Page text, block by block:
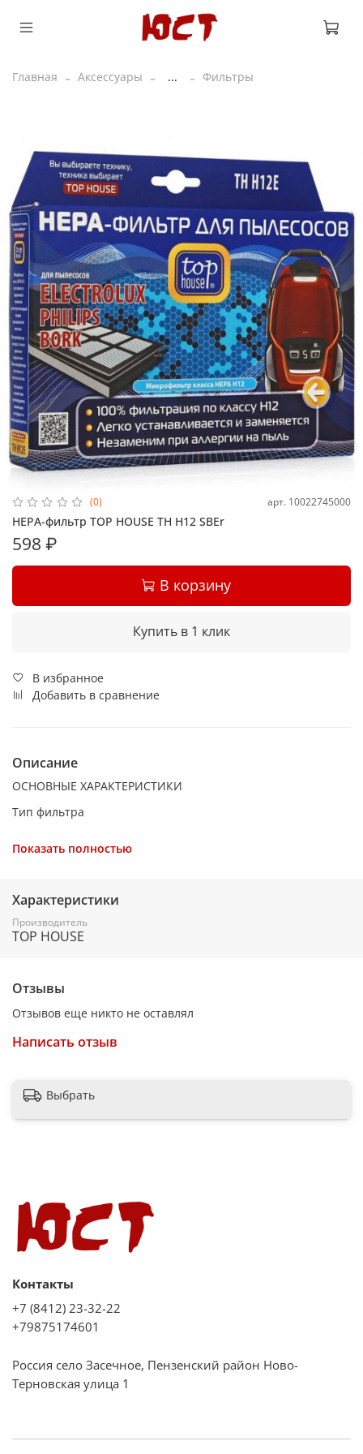
Главная Аксессуары ... Фильтры
(0) арт. 10022745000
HEPA-фильтр TOP HOUSE TH H12 SBEr
598 ₽
В корзину
Купить в 1 клик
В избранное
Добавить в сравнение
Описание
ОСНОВНЫЕ ХАРАКТЕРИСТИКИ
Тип фильтра
Материал фильтра
микроволокно, пластик
Количество фильтров в комплекте, шт
1
Совместимость
Показать полностью
Характеристики
Производитель
TOP HOUSE
Отзывы
Отзывов еще никто не оставлял
Написать отзыв
Выбрать
Контакты
+7 (8412) 23-32-22
+79875174601
Россия село Засечное, Пензенский район Ново-
Терновская улица 1